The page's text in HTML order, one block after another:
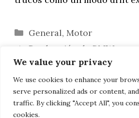
We value your privacy
We use cookies to enhance your
serve personalized ads or content,
traffic. By clicking "Accept All", you
cookies.
Categorías
General, Motor
Producción de BMW a
25% más barata, ampliación
Comparación de
con M xDrive frente a BMW